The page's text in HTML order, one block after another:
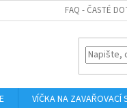
FAQ - ČASTÉ
VÍČKA NA ZAVAŘOVACÍ